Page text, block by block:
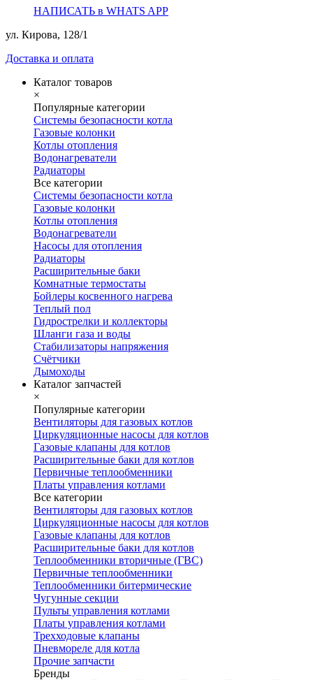
НАПИСАТЬ в WHATS APP
ул. Кирова, 128/1
Доставка и оплата
Каталог товаров
×
Популярные категории
Системы безопасности котла
Газовые колонки
Котлы отопления
Водонагреватели
Радиаторы
Все категории
Системы безопасности котла
Газовые колонки
Котлы отопления
Водонагреватели
Насосы для отопления
Радиаторы
Расширительные баки
Комнатные термостаты
Бойлеры косвенного нагрева
Теплый пол
Гидрострелки и коллекторы
Шланги газа и воды
Стабилизаторы напряжения
Счётчики
Дымоходы
Каталог запчастей
×
Популярные категории
Вентиляторы для газовых котлов
Циркуляционные насосы для котлов
Газовые клапаны для котлов
Расширительные баки для котлов
Первичные теплообменники
Платы управления котлами
Все категории
Вентиляторы для газовых котлов
Циркуляционные насосы для котлов
Газовые клапаны для котлов
Расширительные баки для котлов
Теплообменники вторичные (ГВС)
Первичные теплообменники
Теплообменники битермические
Чугунные секции
Пульты управления котлами
Платы управления котлами
Трехходовые клапаны
Пневмореле для котла
Прочие запчасти
Бренды